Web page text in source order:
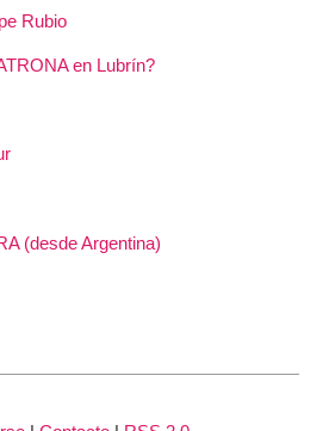
Rubio
en Lubrín?
(desde Argentina)